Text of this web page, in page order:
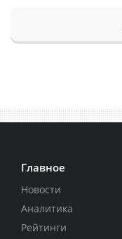
Главное
Новости
Аналитика
Рейтинги